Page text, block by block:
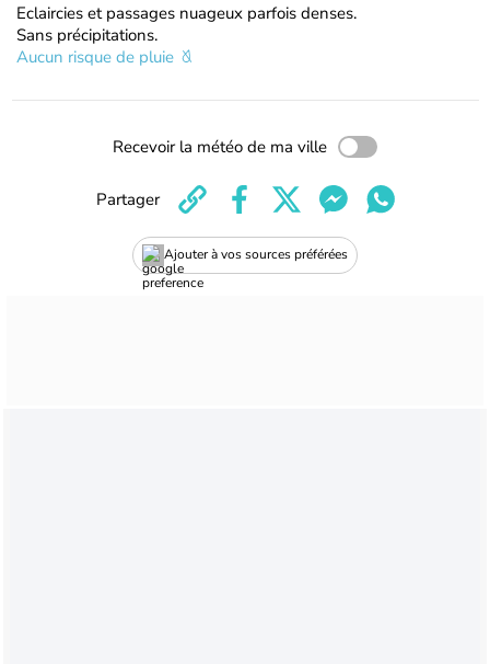
Eclaircies et passages nuageux parfois denses.
Sans précipitations.
Aucun risque de pluie
Recevoir la météo de ma ville
Ajouter à vos sources préférées
Partager